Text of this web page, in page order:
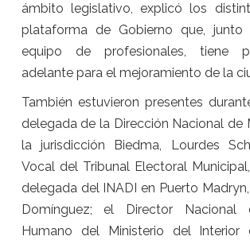
ámbito legislativo, explicó los
plataforma de Gobierno que,
equipo de profesionales, tiene
adelante para el mejoramiento de la
También estuvieron presentes
delegada de la Dirección Nacional de
la jurisdicción Biedma, Lourdes
Vocal del Tribunal Electoral
delegada del INADI en Puerto
Domínguez; el Director Nacional
Humano del Ministerio del Interior